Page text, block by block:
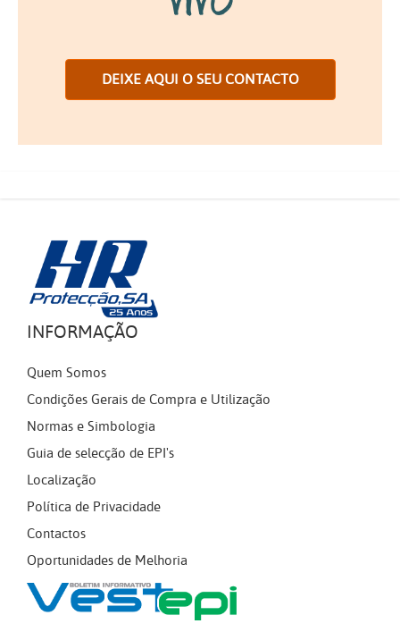
DEIXE AQUI O SEU CONTACTO
INFORMAÇÃO
Quem Somos
Condições Gerais de Compra e Utilização
Normas e Simbologia
Guia de selecção de EPI's
Localização
Política de Privacidade
Contactos
Oportunidades de Melhoria